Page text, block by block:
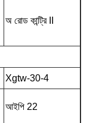
অ রোড কান্ট্রি II
Xgtw-30-4
আইপি 22